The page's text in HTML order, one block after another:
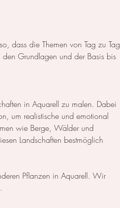
dass die Themen von Tag zu Tag
Grundlagen und der Basis bis
in Aquarell zu malen. Dabei
um realistische und emotional
wie Berge, Wälder und
Landschaften bestmöglich
Pflanzen in Aquarell. Wir